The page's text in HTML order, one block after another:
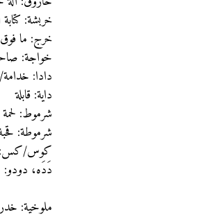
خربشة:
خرج: ما
خواجة:
دادا:
داية: قابلة
شرموط:
شرموطة:
كوس/كس:
دَدَه، دودو:
ملوخية: